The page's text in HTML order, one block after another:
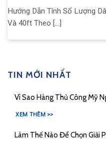
Hướng Dẫn Tính Số Lượng
Và 40ft Theo [...]
TIN MỚI NHẤT
Vì Sao Hàng Thủ Công Mỹ
XEM THÊM >>
Làm Thế Nào Để Chọn Giải